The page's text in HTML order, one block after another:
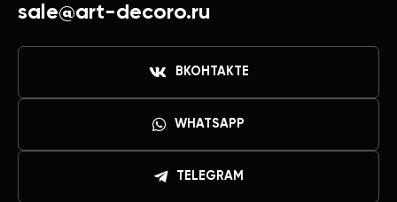
sale@art-decoro.ru
ВКОНТАКТЕ
WHATSAPP
TELEGRAM